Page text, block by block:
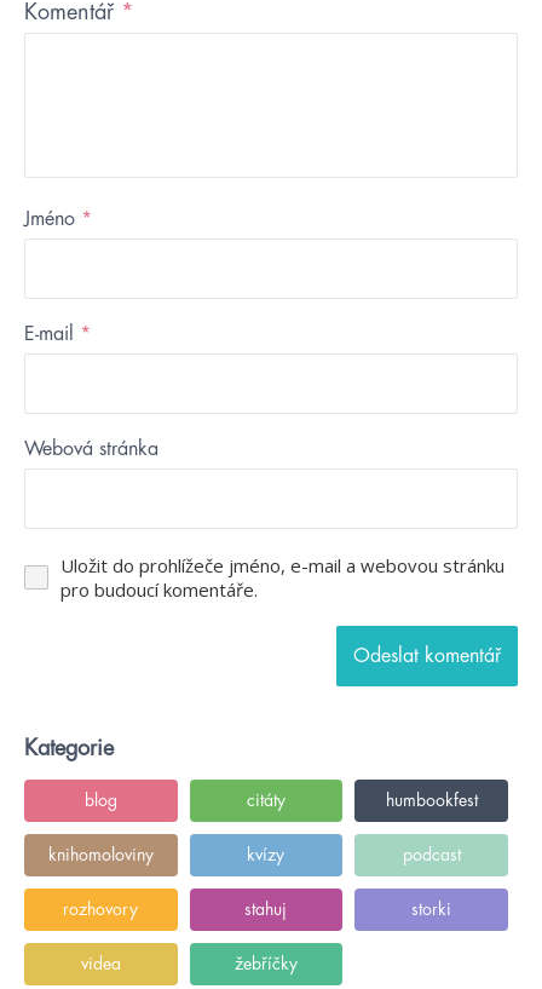
Komentář *
Jméno *
E-mail *
Webová stránka
Uložit do prohlížeče jméno, e-mail a webovou stránku
pro budoucí komentáře.
Kategorie
blog citáty humbookfest
knihomoloviny kvízy podcast
rozhovory stahuj storki
videa žebříčky